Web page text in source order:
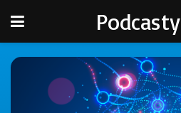
Podcasty